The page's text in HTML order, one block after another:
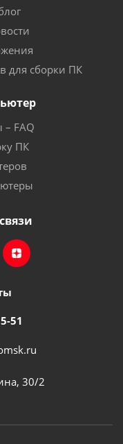
для сборки ПК
FAQ
ПК
51
30/2